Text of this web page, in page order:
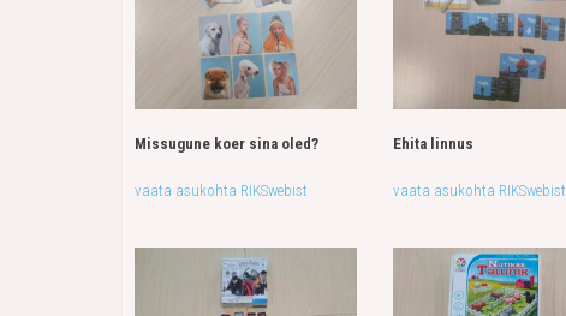
Missugune koer sina oled?
vaata asukohta RIKSwebist
Ehita linnus
vaata asukohta RIKSwebist